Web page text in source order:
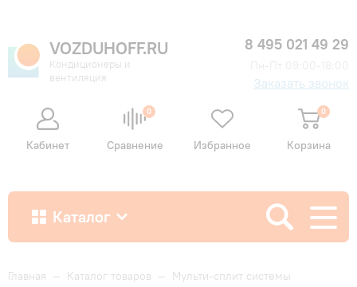
VOZDUHOFF.RU
Кондиционеры и
вентиляция
8 495 021 49 29
Заказать звонок
Кабинет
0
Сравнение Избранное
0
Корзина
Каталог
Как купить
Главная — Каталог товаров — Мульти-сплит системы